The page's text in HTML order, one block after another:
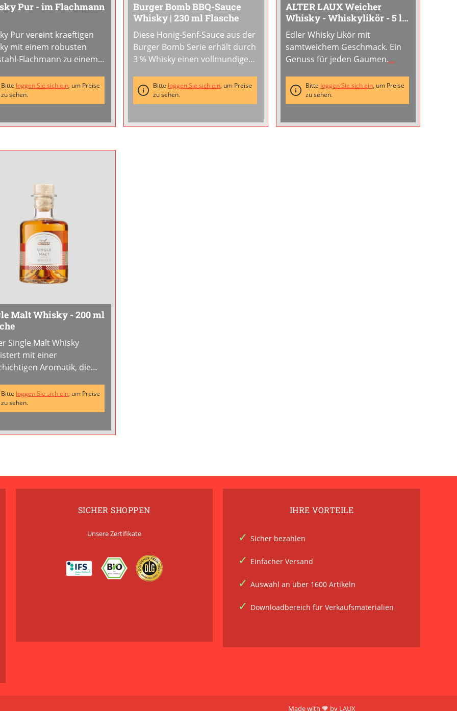
Pur - im Flachmann
Pur vereint kraeftigen
mit einem robusten
Flachmann zu einem
aus
Edelstahl ist so
Inhalt -- die perfekte
Bitte loggen Sie sich ein, um Preise
zu sehen.
Burger Bomb BBQ-Sauce
Whisky | 230 ml Flasche
Diese Honig-Senf-Sauce aus der
Burger Bomb Serie erhält durch
3 % Whisky einen vollmundigen
Aromatischer Backhonig und
kräftiger Senf bilden die Basis
Geschmackserlebnis.Verwende
Bitte loggen Sie sich ein, um Preise
zu sehen.
ALTER LAUX Weicher
Whisky - Whiskylikör - 5 l
BIB
Edler Whisky Likör mit
samtweichem Geschmack. Ein
Genuss für jeden Gaumen....
Bitte loggen Sie sich ein, um Preise
zu sehen.
Malt Whisky - 200 ml
Single Malt Whisky
mit einer
Aromatik, die
Hogshead Fass
ist. Die lange
und Karamellnoten,
Bitte loggen Sie sich ein, um Preise
zu sehen.
SICHER SHOPPEN
Unsere Zertifikate
IHRE VORTEILE
Sicher bezahlen
Einfacher Versand
Auswahl an über 1600 Artikeln
Downloadbereich für Verkaufsmaterialien
Made with 🧡 by LAUX